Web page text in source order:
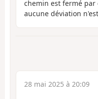
chemin est fermé
aucune déviation
28 mai 2025 à 20:09